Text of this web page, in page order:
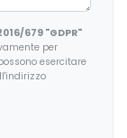
679 "GDPR"
per
esercitare